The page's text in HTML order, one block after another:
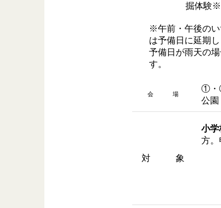
掘体験※
※午前・午後の
は予備日に延期
予備日が雨天の
す。
会 場
①・
公園
対 象
小学
方。